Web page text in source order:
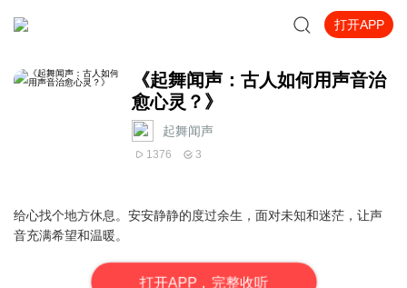
打开APP
《起舞闻声：古人如何用声音治
愈心灵？》
起舞闻声
1376 3
给心找个地方休息。安安静静的度过余生，面对未知和迷茫，让声
音充满希望和温暖。
打开APP，完整收听